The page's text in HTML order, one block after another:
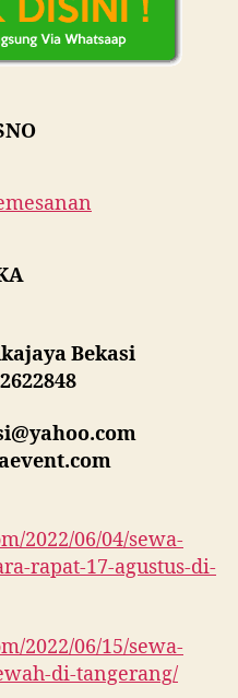
Bekasi
2022/06/04/sewa-
rapat-17-agustus-di-
2022/06/15/sewa-
di-tangerang/